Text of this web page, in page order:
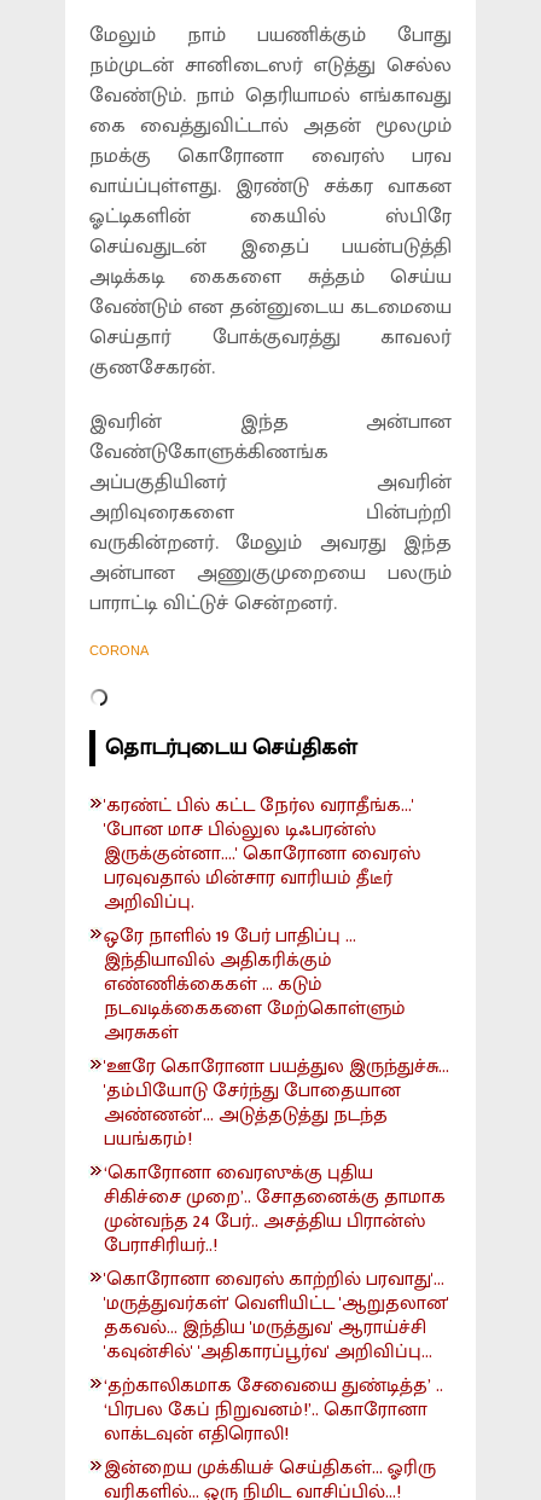
மேலும் நாம் பயணிக்கும் போது
நம்முடன் சானிடைஸர் எடுத்து செல்ல
வேண்டும். நாம் தெரியாமல் எங்காவது
கை வைத்துவிட்டால் அதன் மூலமும்
நமக்கு கொரோனா வைரஸ் பரவ
வாய்ப்புள்ளது. இரண்டு சக்கர வாகன
ஓட்டிகளின் கையில் ஸ்பிரே
செய்வதுடன் இதைப் பயன்படுத்தி
அடிக்கடி கைகளை சுத்தம் செய்ய
வேண்டும் என தன்னுடைய கடமையை
செய்தார் போக்குவரத்து காவலர்
குணசேகரன்.
இவரின் இந்த அன்பான
வேண்டுகோளுக்கிணங்க
அப்பகுதியினர் அவரின்
அறிவுரைகளை பின்பற்றி
வருகின்றனர். மேலும் அவரது இந்த
அன்பான அணுகுமுறையை பலரும்
பாராட்டி விட்டுச் சென்றனர்.
CORONA
தொடர்புடைய செய்திகள்
'கரண்ட் பில் கட்ட நேர்ல வராதீங்க...'
'போன மாச பில்லுல டிஃபரன்ஸ்
இருக்குன்னா....' கொரோனா வைரஸ்
பரவுவதால் மின்சார வாரியம் தீடீர்
அறிவிப்பு.
ஒரே நாளில் 19 பேர் பாதிப்பு ...
இந்தியாவில் அதிகரிக்கும்
எண்ணிக்கைகள் ... கடும்
நடவடிக்கைகளை மேற்கொள்ளும்
அரசுகள்
'ஊரே கொரோனா பயத்துல இருந்துச்சு...
'தம்பியோடு சேர்ந்து போதையான
அண்ணன்'... அடுத்தடுத்து நடந்த
பயங்கரம்!
‘கொரோனா வைரஸுக்கு புதிய
சிகிச்சை முறை’.. சோதனைக்கு தாமாக
முன்வந்த 24 பேர்.. அசத்திய பிரான்ஸ்
பேராசிரியர்..!
'கொரோனா வைரஸ் காற்றில் பரவாது'...
'மருத்துவர்கள்' வெளியிட்ட 'ஆறுதலான'
தகவல்... இந்திய 'மருத்துவ' ஆராய்ச்சி
'கவுன்சில்' 'அதிகாரப்பூர்வ' அறிவிப்பு...
‘தற்காலிகமாக சேவையை துண்டித்த’ ..
‘பிரபல கேப் நிறுவனம்!’.. கொரோனா
லாக்டவுன் எதிரொலி!
இன்றைய முக்கியச் செய்திகள்... ஓரிரு
வரிகளில்... ஒரு நிமிட வாசிப்பில்...!